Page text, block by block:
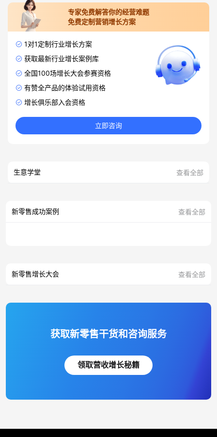
专家免费解答你的经营难题
免费定制营销增长方案
1对1定制行业增长方案
获取最新行业增长案例库
全国100场增长大会参赛资格
有赞全产品的体验试用资格
增长俱乐部入会资格
立即咨询
生意学堂 查看全部
新零售成功案例 查看全部
新零售增长大会 查看全部
获取新零售干货和咨询服务
领取营收增长秘籍